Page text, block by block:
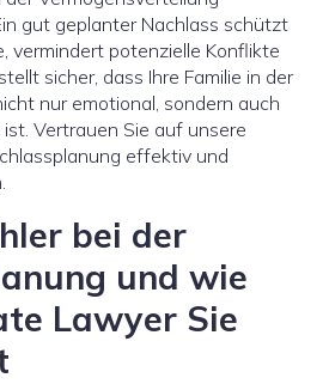
gut geplanter Nachlass schützt
vermindert potenzielle Konflikte
sicher, dass Ihre Familie in der
nur emotional, sondern auch
Vertrauen Sie auf unsere
effektiv und
bei der
und wie
Lawyer Sie